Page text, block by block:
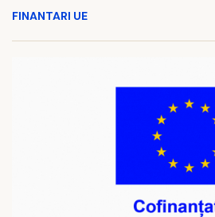
FINANTARI UE